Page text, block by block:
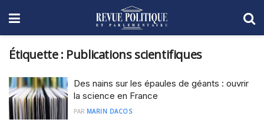
Étiquette : Publications scientifiques
Des nains sur les épaules de géants : ouvrir
la science en France
PAR MARIN DACOS